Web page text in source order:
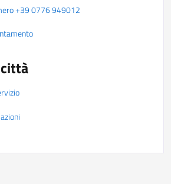
+39 0776 949012